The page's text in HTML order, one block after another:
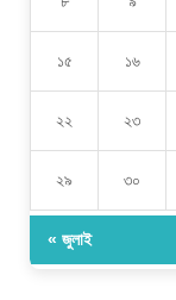
১৫ ১৬
২২ ২৩
২৯ ৩০
« জুলাই